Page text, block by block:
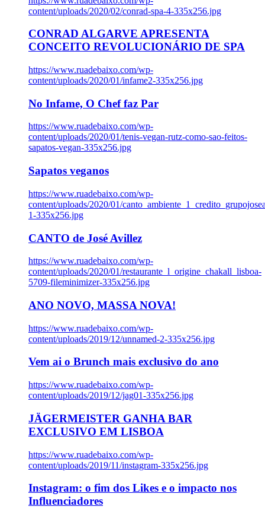
content/uploads/2020/02/conrad-spa-4-335x256.jpg
CONRAD ALGARVE APRESENTA
CONCEITO REVOLUCIONÁRIO DE SPA
https://www.ruadebaixo.com/wp-
content/uploads/2020/01/infame2-335x256.jpg
No Infame, O Chef faz Par
https://www.ruadebaixo.com/wp-
content/uploads/2020/01/tenis-vegan-rutz-como-sao-feitos-
sapatos-vegan-335x256.jpg
Sapatos veganos
https://www.ruadebaixo.com/wp-
content/uploads/2020/01/
1-335x256.jpg
CANTO de José Avillez
https://www.ruadebaixo.com/wp-
content/uploads/2020/01/restaurante_l_origine_chakall_lisboa-
5709-fileminimizer-335x256.jpg
ANO NOVO, MASSA NOVA!
https://www.ruadebaixo.com/wp-
content/uploads/2019/12/unnamed-2-335x256.jpg
Vem ai o Brunch mais exclusivo do ano
https://www.ruadebaixo.com/wp-
content/uploads/2019/12/jag01-335x256.jpg
JÄGERMEISTER GANHA BAR
EXCLUSIVO EM LISBOA
https://www.ruadebaixo.com/wp-
content/uploads/2019/11/instagram-335x256.jpg
Instagram: o fim dos Likes e o impacto nos
Influenciadores